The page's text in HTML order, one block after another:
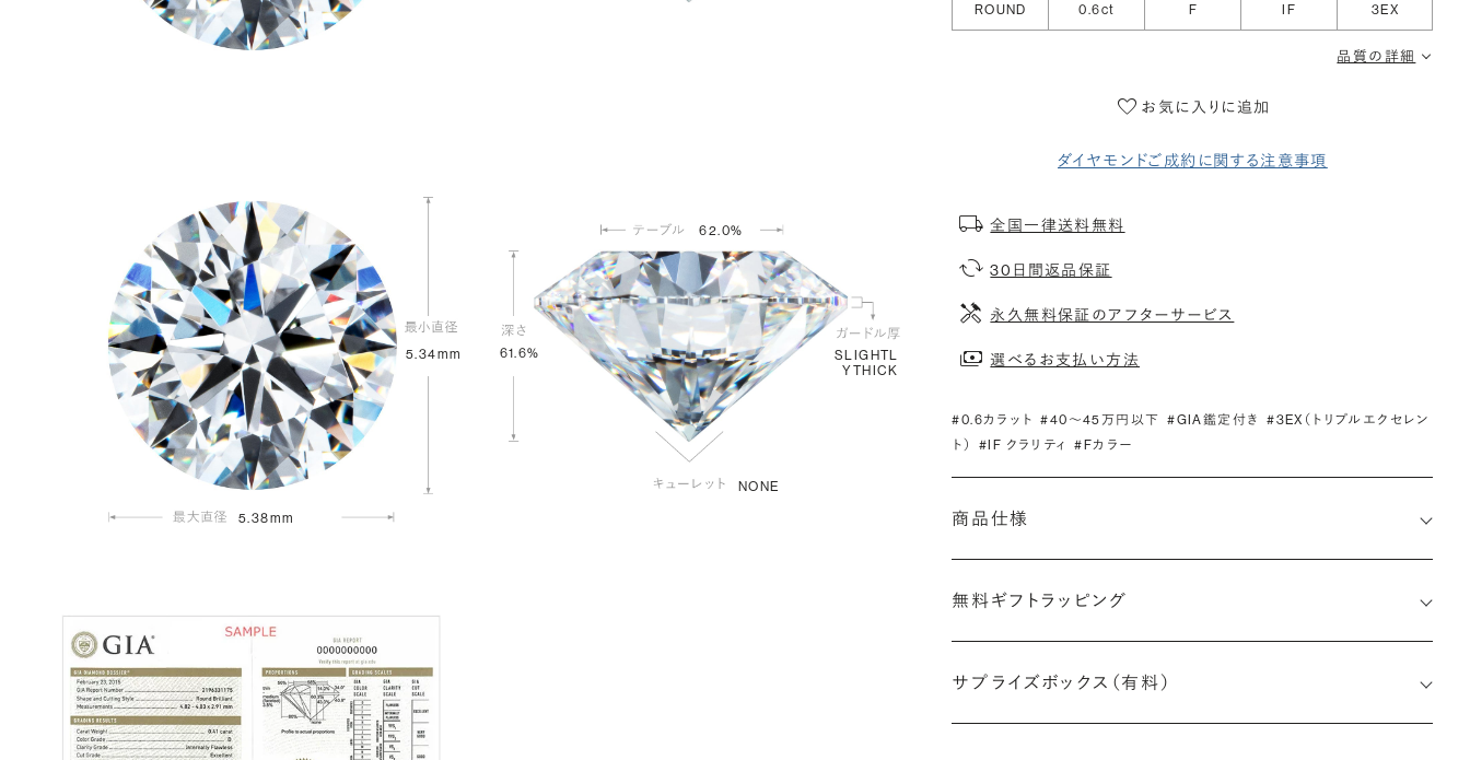
5.34mm
5.38mm
61.6%
62.0%
SLIGHTL
YTHICK
NONE
ROUND 0.6ct F IF 3EX
品質の詳細
お気に入りに追加
ダイヤモンドご成約に関する注意事項
全国一律送料無料
30日間返品保証
永久無料保証のアフターサービス
選べるお支払い方法
#0.6カラット #40〜45万円以下 #GIA鑑定付き
#3EX（トリプルエクセレン
ト）
#IF クラリティ #Fカラー
商品仕様
(最小直径-最大直径×深さ)
無料ギフトラッピング
サプライズボックス（有料）